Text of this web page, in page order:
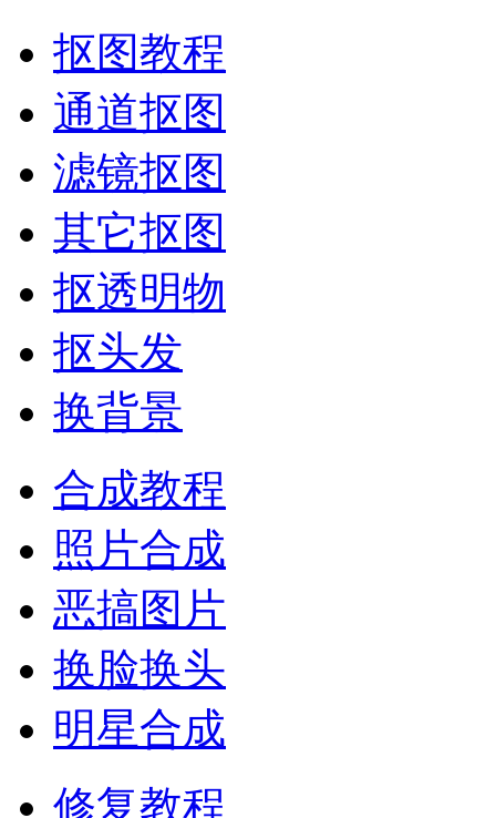
抠图教程
通道抠图
滤镜抠图
其它抠图
抠透明物
抠头发
换背景
合成教程
照片合成
恶搞图片
换脸换头
明星合成
修复教程